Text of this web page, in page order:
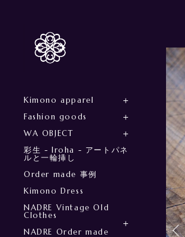
Kimono apparel
Fashion goods
WA OBJECT
彩生 - Iroha - アートパネ
ルと一輪挿し
Order made 事例
Kimono Dress
NADRE Vintage Old
Clothes
NADRE Order made